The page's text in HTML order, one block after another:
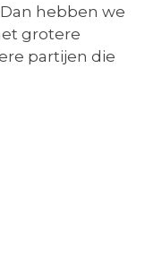
hebben we
grotere
partijen die